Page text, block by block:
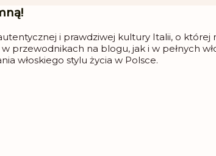
i prawdziwej kultury Italii, o
przewodnikach na blogu, jak i w pełnych
włoskiego stylu życia w Polsce.